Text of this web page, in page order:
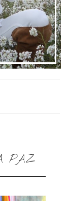
PAZ